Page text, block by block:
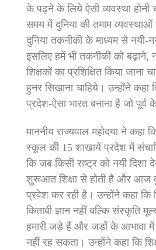
के पढ़ने के लिये ऐसी व्यवस्था होनी
समय में दुनिया की तमाम
दुनिया तकनीकी के माध्यम से नयी-
इसलिए हमें भी तकनीकी को बढ़ाने,
शिक्षकों का प्रशिक्षित किया जाना
हुनर सिखाना चाहिये। उन्होंने कहा
प्रदेश-ऐसा भारत बनाना है जो पूर्व
माननीय राज्यपाल महोदया ने
स्कूल की 15 शाखायें प्रदेश में
कि जब किसी राष्ट्र को नयी दिशा
शुरूआत शिक्षा से होती है और आज
प्रवेश कर रही है। उन्होंने कहा कि
किताबी ज्ञान नहीं बल्कि संस्कृति
हमारी जड़े हैं और जड़ों के आभावा में
नहीं रह सकता। उन्होंने कहा कि